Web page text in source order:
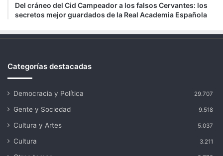
Del cráneo del Cid Campeador a los falsos Cervantes: los
secretos mejor guardados de la Real Academia Española
Categorías destacadas
Democracia y Política 29.707
Gente y Sociedad 9.518
Cultura y Artes 5.037
Cultura 3.211